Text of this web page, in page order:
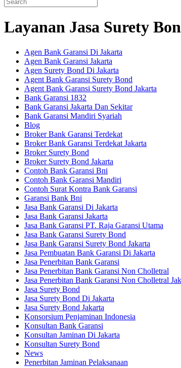
Layanan Jasa Surety
Agen Bank Garansi Di Jakarta
Agen Bank Garansi Jakarta
Agen Surety Bond Di Jakarta
Agent Bank Garansi Surety Bond
Agent Bank Garansi Surety Bond Jakarta
Bank Garansi 1832
Bank Garansi Jakarta Dan Sekitar
Bank Garansi Mandiri Syariah
Blog
Broker Bank Garansi Terdekat
Broker Bank Garansi Terdekat Jakarta
Broker Surety Bond
Broker Surety Bond Jakarta
Contoh Bank Garansi Bni
Contoh Bank Garansi Mandiri
Contoh Surat Kontra Bank Garansi
Garansi Bank Bni
Jasa Bank Garansi Di Jakarta
Jasa Bank Garansi Jakarta
Jasa Bank Garansi PT. Raja Garansi Utama
Jasa Bank Garansi Surety Bond
Jasa Bank Garansi Surety Bond Jakarta
Jasa Pembuatan Bank Garansi Di Jakarta
Jasa Penerbitan Bank Garansi
Jasa Penerbitan Bank Garansi Non Cholletral
Jasa Penerbitan Bank Garansi Non Cholletral
Jasa Surety Bond
Jasa Surety Bond Di Jakarta
Jasa Surety Bond Jakarta
Konsorsium Penjaminan Indonesia
Konsultan Bank Garansi
Konsultan Jaminan Di Jakarta
Konsultan Surety Bond
News
Penerbitan Jaminan Pelaksanaan